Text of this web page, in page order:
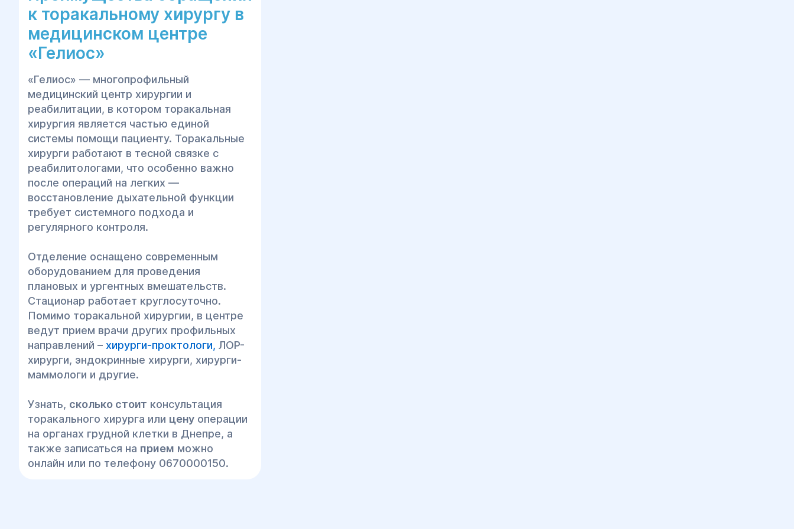
к торакальному хирургу в
медицинском центре
«Гелиос»
«Гелиос» — многопрофильный
медицинский центр хирургии и
реабилитации, в котором торакальная
хирургия является частью единой
системы помощи пациенту. Торакальные
хирурги работают в тесной связке с
реабилитологами, что особенно важно
после операций на легких —
восстановление дыхательной функции
требует системного подхода и
регулярного контроля.
Отделение оснащено современным
оборудованием для проведения
плановых и ургентных вмешательств.
Стационар работает круглосуточно.
Помимо торакальной хирургии, в центре
ведут прием врачи других профильных
направлений – хирурги-проктологи, ЛОР-
хирурги, эндокринные хирурги, хирурги-
маммологи и другие.
Узнать, сколько стоит консультация
торакального хирурга или цену операции
на органах грудной клетки в Днепре, а
также записаться на прием можно
онлайн или по телефону 0670000150.